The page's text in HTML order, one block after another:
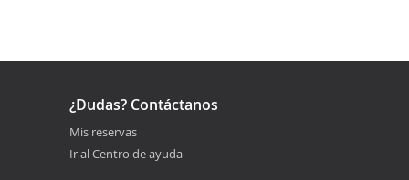
¿Dudas? Contáctanos
Mis reservas
Ir al Centro de ayuda